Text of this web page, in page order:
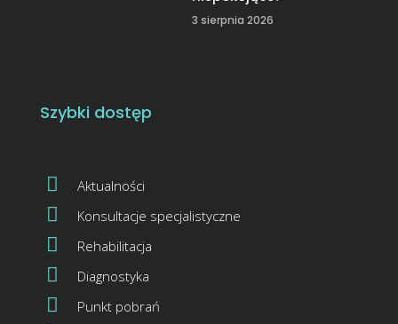
3 sierpnia 2026
Szybki dostęp
Aktualności
Konsultacje specjalistyczne
Rehabilitacja
Diagnostyka
Punkt pobrań